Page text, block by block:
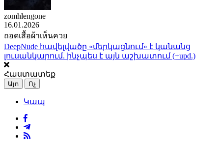
zomhlengone
16.01.2026
ถอดเสื้อผ้าเห็นควย
DeepNude հավելվածը «մերկացնում» է կանանց
լուսանկարում. ինչպես է այն աշխատում (+upd.)
Հաստատեք
Այո Ոչ
Կապ